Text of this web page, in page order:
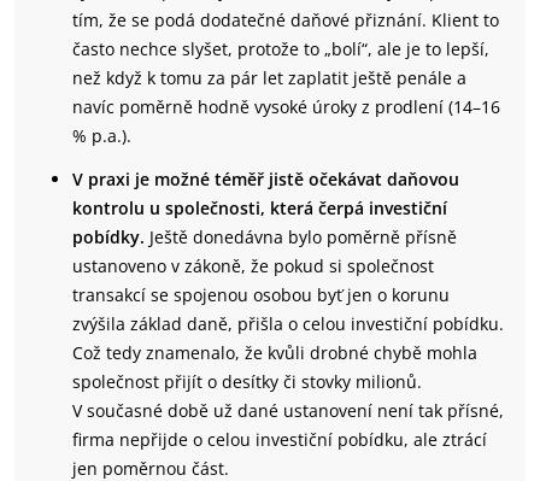
tím, že se podá dodatečné daňové přiznání. Klient to
často nechce slyšet, protože to „bolí“, ale je to lepší,
než když k tomu za pár let zaplatit ještě penále a
navíc poměrně hodně vysoké úroky z prodlení (14–16
% p.a.).
V praxi je možné téměř jistě očekávat daňovou
kontrolu u společnosti, která čerpá investiční
pobídky. Ještě donedávna bylo poměrně přísně
ustanoveno v zákoně, že pokud si společnost
transakcí se spojenou osobou byť jen o korunu
zvýšila základ daně, přišla o celou investiční pobídku.
Což tedy znamenalo, že kvůli drobné chybě mohla
společnost přijít o desítky či stovky milionů.
V současné době už dané ustanovení není tak přísné,
firma nepřijde o celou investiční pobídku, ale ztrácí
jen poměrnou část.